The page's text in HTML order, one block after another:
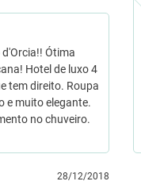
Ótima
Hotel de luxo 4
tem direito. Roupa
e muito elegante.
no chuveiro.
28/12/2018